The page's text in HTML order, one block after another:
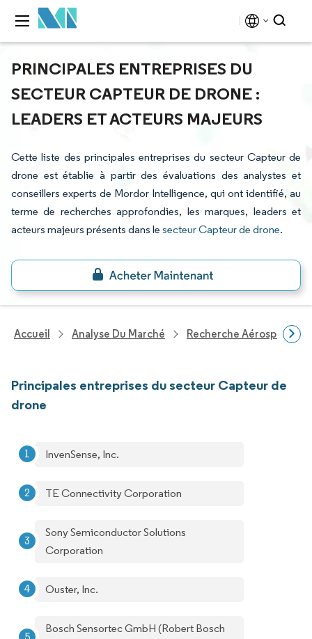
PRINCIPALES ENTREPRISES DU
SECTEUR CAPTEUR DE DRONE :
LEADERS ET ACTEURS MAJEURS
Cette liste des principales entreprises du secteur Capteur de
drone est établie à partir des évaluations des analystes et
conseillers experts de Mordor Intelligence, qui ont identifié, au
terme de recherches approfondies, les marques, leaders et
acteurs majeurs présents dans le secteur Capteur de drone.
Accueil Analyse Du Marché Recherche Aérospatiale
Principales entreprises du secteur Capteur de
drone
InvenSense, Inc.
TE Connectivity Corporation
Sony Semiconductor Solutions
Corporation
Ouster, Inc.
Bosch Sensortec GmbH (Robert Bosch